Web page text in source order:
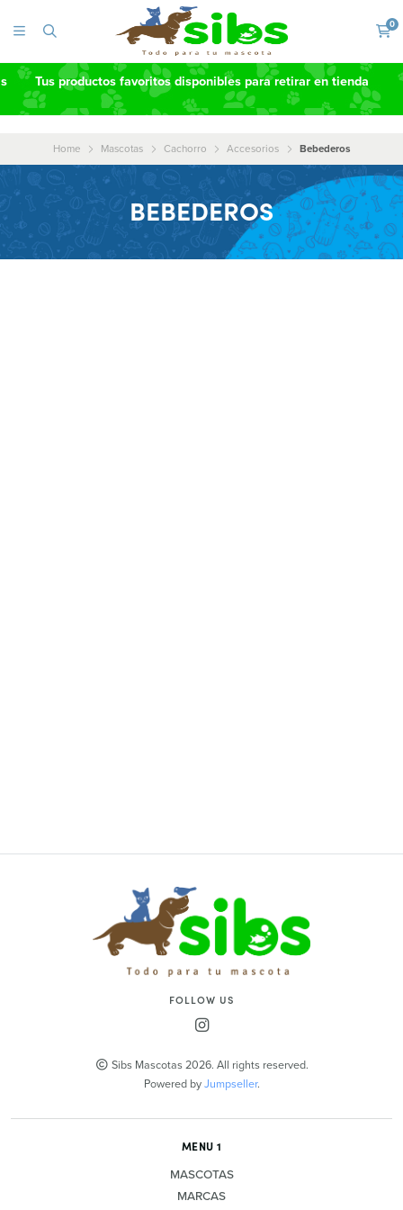
0
Tus productos favoritos disponibles para retirar en tienda
Home Mascotas Cachorro Accesorios Bebederos
BEBEDEROS
FOLLOW US
Sibs Mascotas 2026. All rights reserved.
Powered byJumpseller.
MENU 1
MASCOTAS
MARCAS